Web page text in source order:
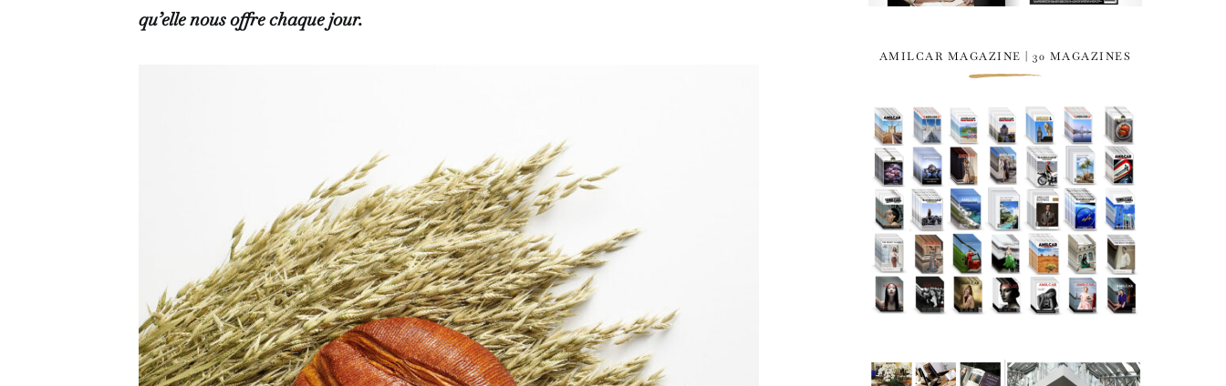
qu’elle nous offre chaque jour.
AMILCAR MAGAZINE | 30 MAGAZINES